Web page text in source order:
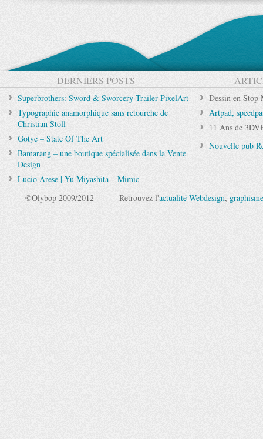
DERNIERS POSTS
Superbrothers: Sword & Sworcery Trailer PixelArt
Typographie anamorphique sans retourche de
Christian Stoll
Gotye – State Of The Art
Bamarang – une boutique spécialisée dans la Vente
Design
Lucio Arese | Yu Miyashita – Mimic
Dessin en Stop
Artpad,
11 Ans de
Nouvelle pub
©Olybop 2009/2012 Retrouvez l'actualité Webdesign, graphisme